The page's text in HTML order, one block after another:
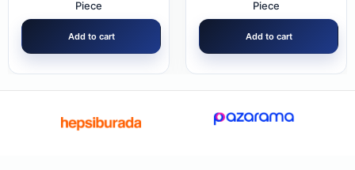
Piece
Add to cart
Piece
Add to cart